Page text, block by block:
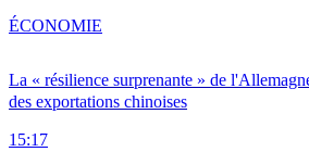
La « résilience surprenante » de
des exportations chinoises
15:17
ÉCONOMIE